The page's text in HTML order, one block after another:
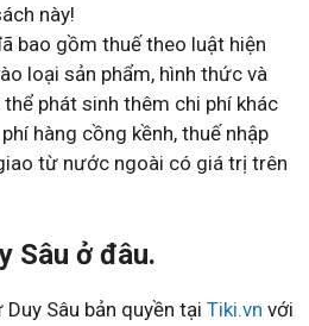
này!
bao gồm thuế theo luật hiện
loại sản phẩm, hình thức và
phát sinh thêm chi phí khác
hàng cồng kềnh, thuế nhập
từ nước ngoài có giá trị trên
Sâu ở đâu.
Sâu bản quyền tại Tiki.vn với